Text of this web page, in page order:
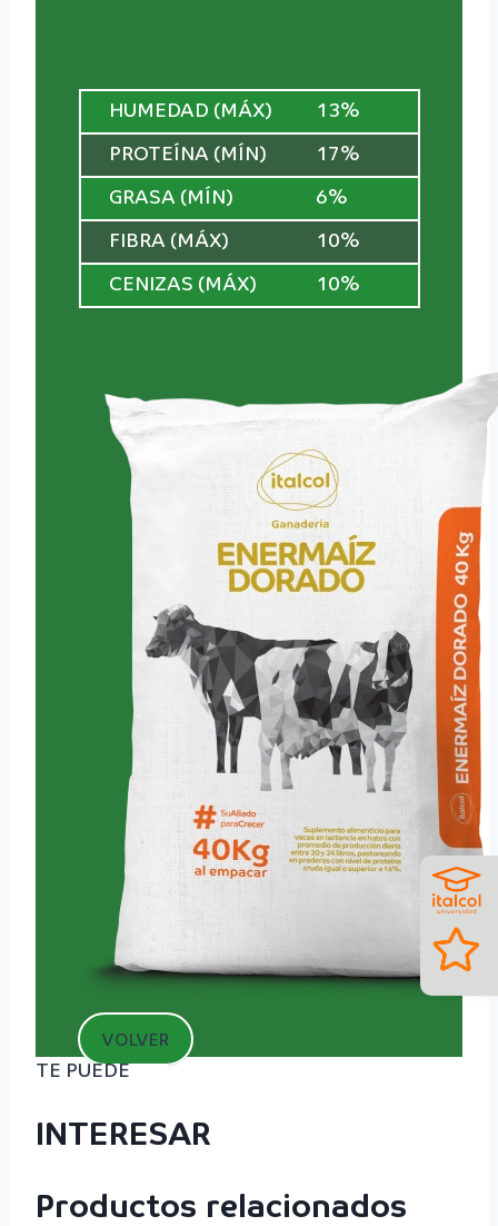
HUMEDAD (MÁX) 13%
PROTEÍNA (MÍN) 17%
GRASA (MÍN) 6%
FIBRA (MÁX) 10%
CENIZAS (MÁX) 10%
VOLVER
TE PUEDE
INTERESAR
Productos relacionados